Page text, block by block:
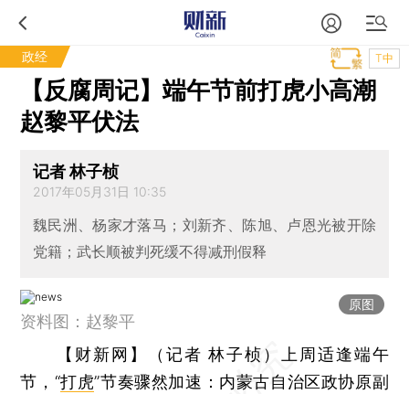
政经 T中
【反腐周记】端午节前打虎小高潮
赵黎平伏法
记者 林子桢
2017年05月31日 10:35
魏民洲、杨家才落马；刘新齐、陈旭、卢恩光被开除
党籍；武长顺被判死缓不得减刑假释
原图
资料图：赵黎平
【财新网】（记者 林子桢）
上周适逢端午
节，“打虎”节奏骤然加速：内蒙古自治区政协原副